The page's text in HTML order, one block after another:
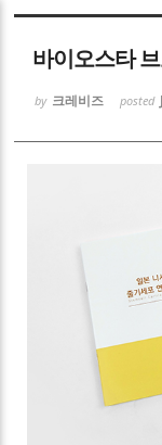
바이오스타
by 크레비즈 posted